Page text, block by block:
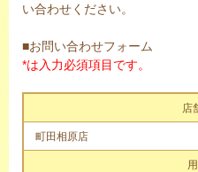
い合わせください。
■お問い合わせフォーム
*は入力必須項目です。
店
町田相原店